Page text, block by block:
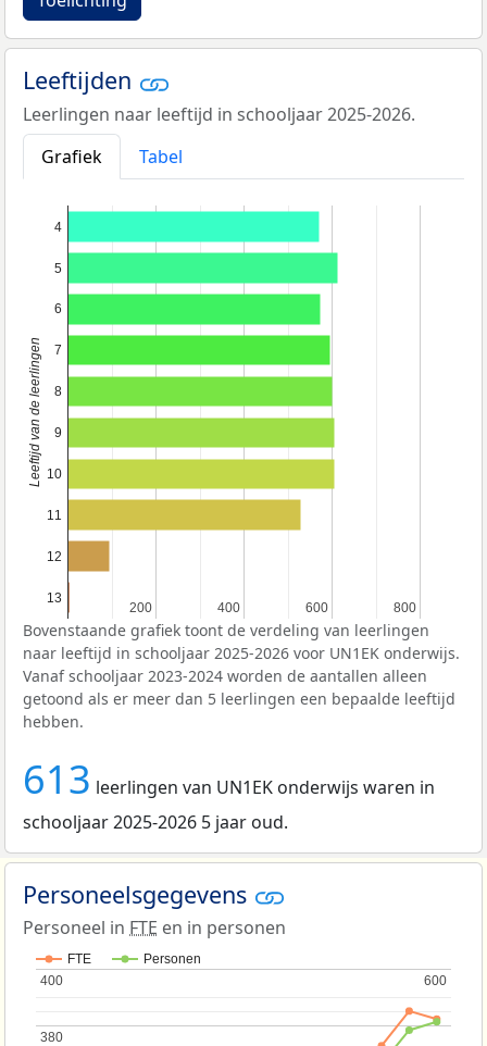
Leeftijden
Leerlingen naar leeftijd in schooljaar 2025-2026.
Grafiek
Tabel
200
200 400
400 600
600 800
800
4
5
6
7
8
9
10
11
12
13
Leeftijd van de leerlingen
Bovenstaande grafiek toont de verdeling van leerlingen
naar leeftijd in schooljaar 2025-2026 voor UN1EK onderwijs.
Vanaf schooljaar 2023-2024 worden de aantallen alleen
getoond als er meer dan 5 leerlingen een bepaalde leeftijd
hebben.
613 leerlingen van UN1EK onderwijs waren in
schooljaar 2025-2026 5 jaar oud.
Personeelsgegevens
Personeel in FTE en in personen
FTE Personen
380
380
400
400 600
600